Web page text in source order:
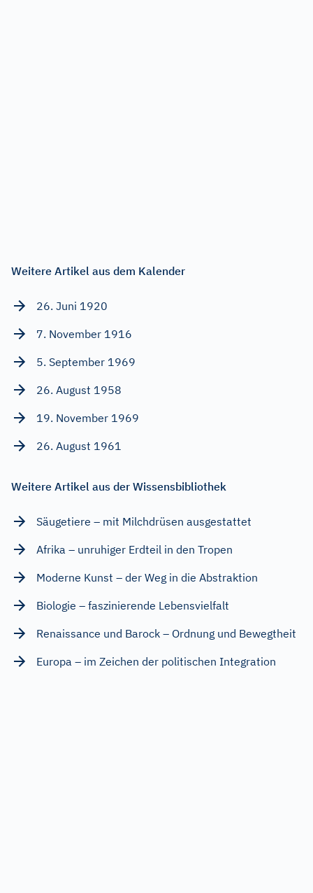
Weitere Artikel aus dem Kalender
26. Juni 1920
7. November 1916
5. September 1969
26. August 1958
19. November 1969
26. August 1961
Weitere Artikel aus der Wissensbibliothek
Säugetiere – mit Milchdrüsen ausgestattet
Afrika – unruhiger Erdteil in den Tropen
Moderne Kunst – der Weg in die Abstraktion
Biologie – faszinierende Lebensvielfalt
Renaissance und Barock – Ordnung und Bewegtheit
Europa – im Zeichen der politischen Integration